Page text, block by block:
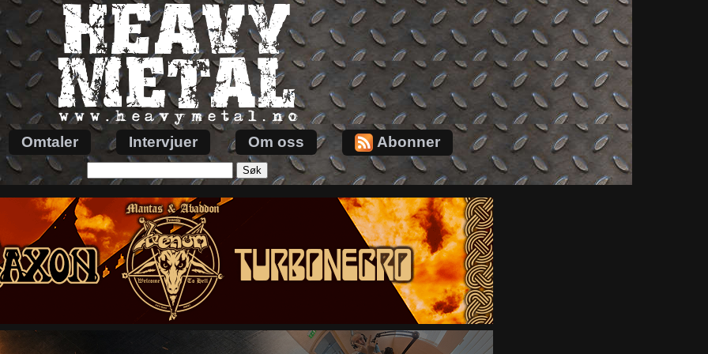
Omtaler Intervjuer Om oss Abonner
etter: